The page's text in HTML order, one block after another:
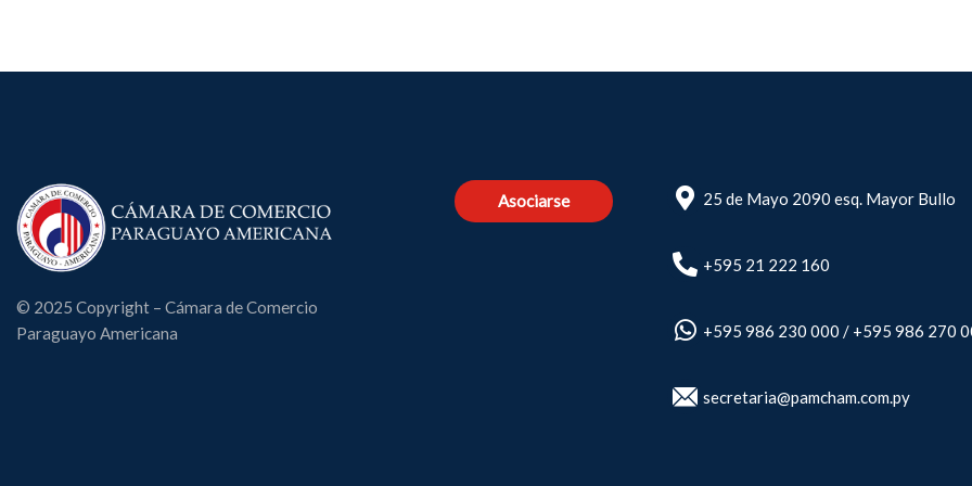
© 2025 Copyright – Cámara de Comercio
Paraguayo Americana
Asociarse 25 de Mayo 2090 esq. Mayor Bullo
+595 21 222 160
+595 986 230 000 / +595 986 270
secretaria@pamcham.com.py